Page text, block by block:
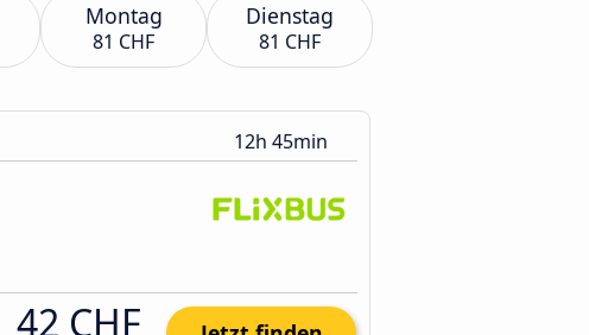
Montag
81 CHF
Dienstag
81 CHF
12h 45min
42 CHF